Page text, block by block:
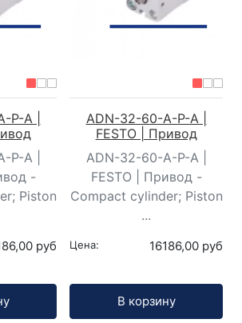
P-A |
P-A |
-
Piston
руб
ADN-32-60-A-P-A |
FESTO | Привод
ADN-32-60-A-P-A |
FESTO | Привод -
Compact cylinder; Piston
...
Цена: 16186,00 руб
В корзину